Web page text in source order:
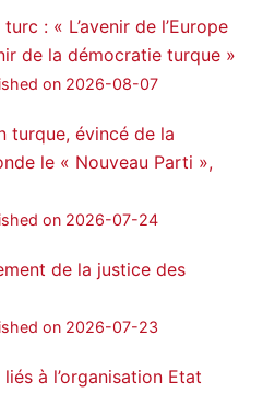
delegation made a
Öcalan meeting
#PeaceProcess
h4lwBwQ
: « L’avenir de l’Europe
de la démocratie turque »
on 2026-08-07
turque, évincé de la
le « Nouveau Parti »,
on 2026-07-24
de la justice des
on 2026-07-23
à l’organisation Etat